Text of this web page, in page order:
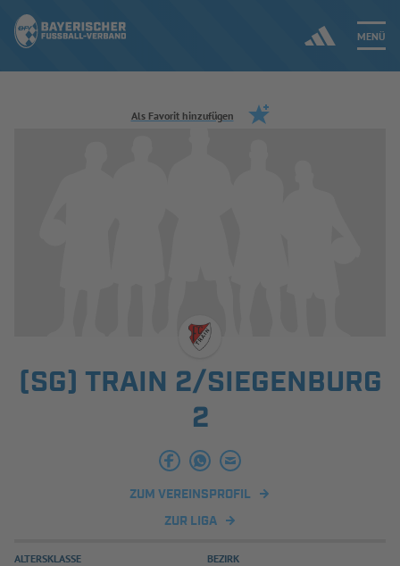
MENÜ
Jetzt einloggen
Als Favorit hinzufügen
(SG) TRAIN 2/SIEGENBURG
2
ZUM VEREINSPROFIL
ZUR LIGA
ALTERSKLASSE BEZIRK